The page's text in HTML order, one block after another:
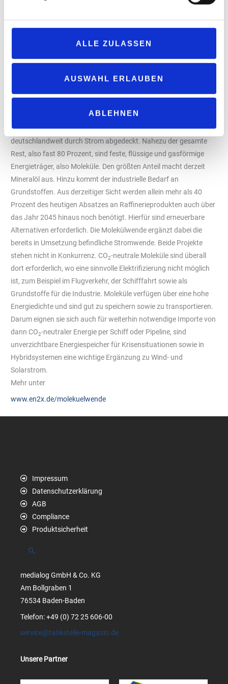
ALLE ZULASSEN
AUSWAHL ERLAUBEN
ABLEHNEN
Absatzchancen senken das Marktrisiko und helfen dabei, dass
sich Investitionen in die Transformation besser rechnen.“
Weiterentwicklung des Industrie- und Technologiestandorts
Deutschland begreifen. Neben ihrem Beitrag zur Erreichung der
Klimaziele stärkt sie die Resilienz der Energieversorgung und
Germany“, resümiert Wirmer.
Nur 20 Prozent des heutigen Endenergiebedarfs wird
deutschlandweit durch Strom abgedeckt. Nahezu der gesamte
Rest, also fast 80 Prozent, sind feste, flüssige und gasförmige
Energieträger, also Moleküle. Den größten Anteil macht derzeit
Mineralöl aus. Hinzu kommt der industrielle Bedarf an
Grundstoffen. Aus derzeitiger Sicht werden allein mehr als 40
Prozent des heutigen Absatzes an Raffinerieprodukten auch über
das Jahr 2045 hinaus noch benötigt. Hierfür sind erneuerbare
Alternativen erforderlich. Die Molekülwende ergänzt dabei die
bereits in Umsetzung befindliche Stromwende. Beide Projekte
stehen nicht in Konkurrenz. CO2-neutrale Moleküle sind überall
dort erforderlich, wo eine sinnvolle Elektrifizierung nicht möglich
ist, zum Beispiel im Flugverkehr, der Schifffahrt sowie als
Grundstoffe für die Industrie. Moleküle verfügen über eine hohe
Energiedichte und sind gut zu speichern sowie zu transportieren.
Darum eignen sie sich auch für weiterhin notwendige Importe von
dann CO2-neutraler Energie per Schiff oder Pipeline, sind
unverzichtbare Energiespeicher für Krisensituationen sowie in
Hybridsystemen eine wichtige Ergänzung zu Wind- und
Solarstrom.
Mehr unter
www.en2x.de/molekuelwende
Impressum
Datenschutzerklärung
AGB
Compliance
Produktsicherheit
Suchen
medialog GmbH & Co. KG
Am Bollgraben 1
76534 Baden-Baden
Telefon: +49 (0) 72 25 606-00
service@tankstelle-magazin.de
Unsere Partner